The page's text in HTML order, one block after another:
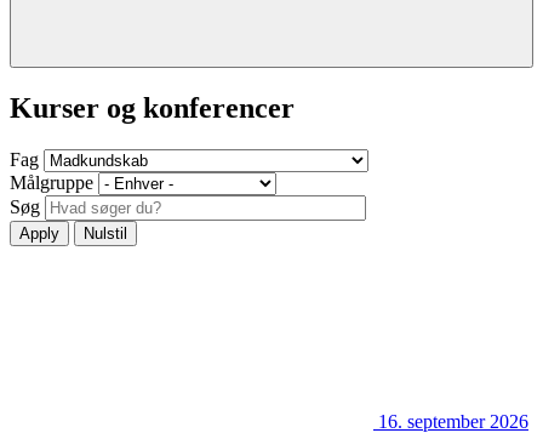
Kurser og konferencer
Fag
Målgruppe
Søg
16. september 2026